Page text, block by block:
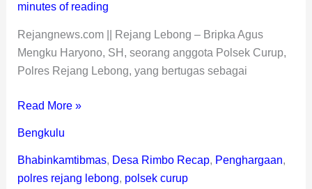
minutes of reading
Rejangnews.com || Rejang Lebong – Bripka Agus
Mengku Haryono, SH, seorang anggota Polsek Curup,
Polres Rejang Lebong, yang bertugas sebagai
Read More »
Bengkulu
Bhabinkamtibmas, Desa Rimbo Recap, Penghargaan,
polres rejang lebong, polsek curup